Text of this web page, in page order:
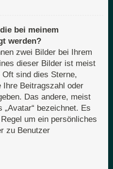
bei meinem
werden?
zwei Bilder bei Ihrem
dieser Bilder ist meist
sind dies Sterne,
Ihre Beitragszahl oder
Das andere, meist
bezeichnet. Es
um ein persönliches
zu Benutzer